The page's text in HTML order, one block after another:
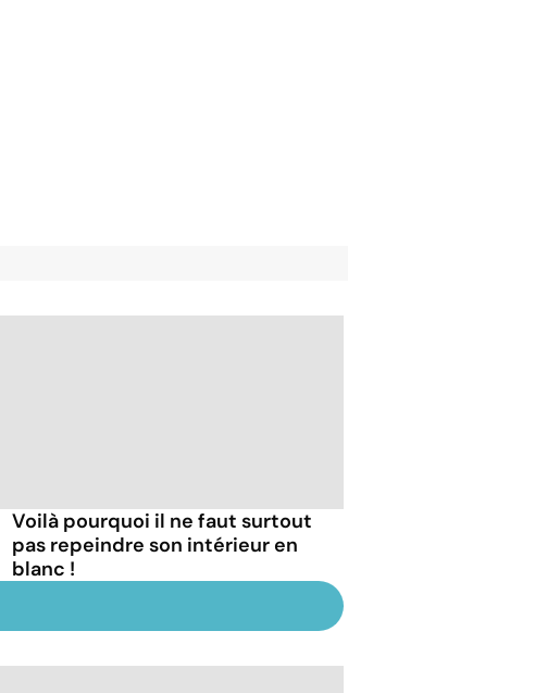
Voilà pourquoi il ne faut surtout
pas repeindre son intérieur en
blanc !